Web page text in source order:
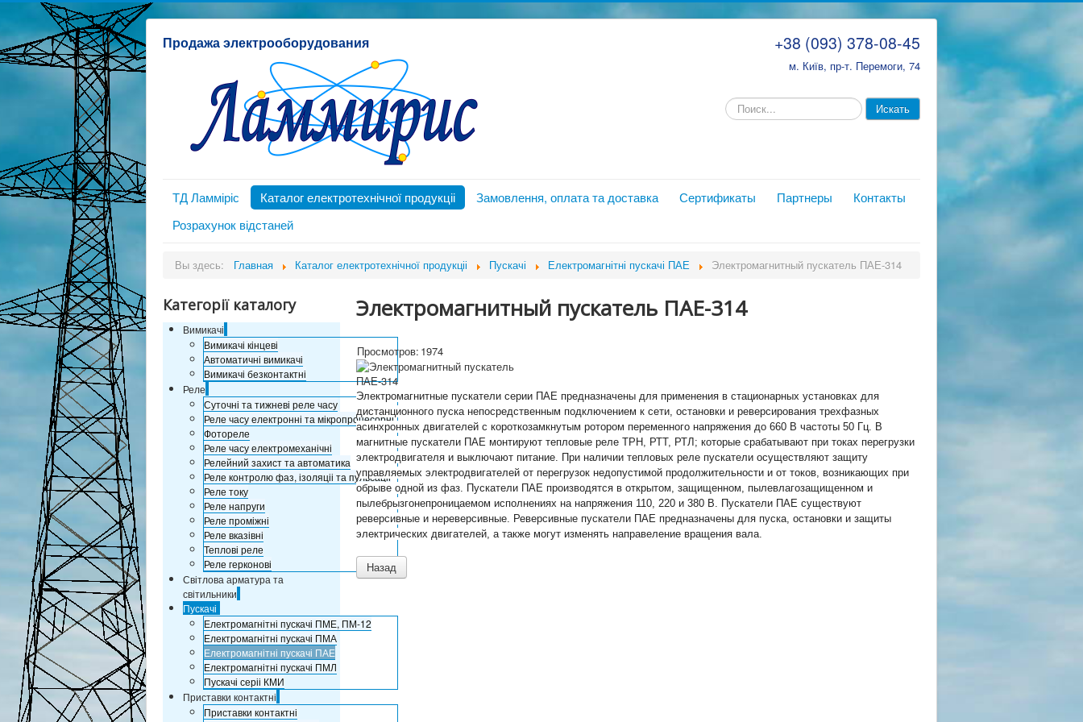
Продажа электрооборудования +38 (093) 378-08-45
м. Київ, пр-т. Перемоги, 74
ТД Ламміріс Каталог електротехнічної продукціі Замовлення, оплата та доставка Сертификаты Партнеры
Контакты
Розрахунок відстаней
Вы здесь: Главная Каталог електротехнічної продукціі Пускачі Електромагнітні пускачі ПАЕ Электромагнитный пускатель ПАЕ-314
Категорії каталогу
Вимикачі
Вимикачі кінцеві
Автоматичні вимикачі
Вимикачі безконтактні
Реле
Суточні та тижневі реле часу
Реле часу електронні та мікропроцесорні
Фотореле
Реле часу електромеханічні
Релейний захист та автоматика
Реле контролю фаз, ізоляціі та пульсаціі
Реле току
Реле напруги
Реле проміжні
Реле вказівні
Теплові реле
Реле герконові
Світлова арматура та
світильники
Пускачі
Електромагнітні пускачі ПМЕ, ПМ-12
Електромагнітні пускачі ПМА
Електромагнітні пускачі ПАЕ
Електромагнітні пускачі ПМЛ
Пускачі серіі КМИ
Приставки контактні
Приставки контактні
Электромагнитный пускатель ПАЕ-314
Просмотров: 1974
Электромагнитные пускатели серии ПАЕ предназначены для применения в стационарных установках для
дистанционного пуска непосредственным подключением к сети, остановки и реверсирования трехфазных
асинхронных двигателей с короткозамкнутым ротором переменного напряжения до 660 В частоты 50 Гц. В
магнитные пускатели ПАЕ монтируют тепловые реле ТРН, РТТ, РТЛ; которые срабатывают при токах перегрузки
электродвигателя и выключают питание. При наличии тепловых реле пускатели осуществляют защиту
управляемых электродвигателей от перегрузок недопустимой продолжительности и от токов, возникающих при
обрыве одной из фаз. Пускатели ПАЕ производятся в открытом, защищенном, пылевлагозащищенном и
пылебрызгонепроницаемом исполнениях на напряжения 110, 220 и 380 В. Пускатели ПАЕ существуют
реверсивные и нереверсивные. Реверсивные пускатели ПАЕ предназначены для пуска, остановки и защиты
электрических двигателей, а также могут изменять направеление вращения вала.